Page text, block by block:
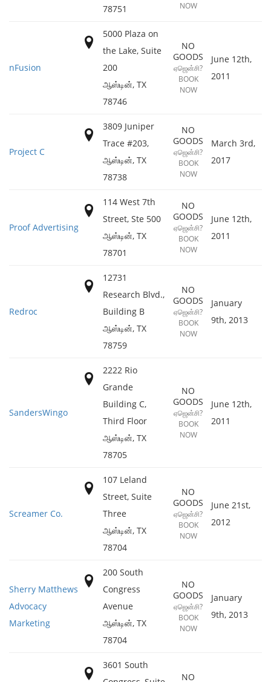
78751
NOW
nFusion
5000 Plaza on
the Lake, Suite
200
ஆஸ்டின், TX
78746
NO
GOODS
ஏஜென்சி?
BOOK
NOW
June 12th,
2011
Project C
3809 Juniper
Trace #203,
ஆஸ்டின், TX
78738
NO
GOODS
ஏஜென்சி?
BOOK
NOW
March 3rd,
2017
Proof Advertising
114 West 7th
Street, Ste 500
ஆஸ்டின், TX
78701
NO
GOODS
ஏஜென்சி?
BOOK
NOW
June 12th,
2011
Redroc
12731
Research Blvd.,
Building B
ஆஸ்டின், TX
78759
NO
GOODS
ஏஜென்சி?
BOOK
NOW
January
9th, 2013
SandersWingo
2222 Rio
Grande
Building C,
Third Floor
ஆஸ்டின், TX
78705
NO
GOODS
ஏஜென்சி?
BOOK
NOW
June 12th,
2011
Screamer Co.
107 Leland
Street, Suite
Three
ஆஸ்டின், TX
78704
NO
GOODS
ஏஜென்சி?
BOOK
NOW
June 21st,
2012
Sherry Matthews
Advocacy
Marketing
200 South
Congress
Avenue
ஆஸ்டின், TX
78704
NO
GOODS
ஏஜென்சி?
BOOK
NOW
January
9th, 2013
3601 South
NO